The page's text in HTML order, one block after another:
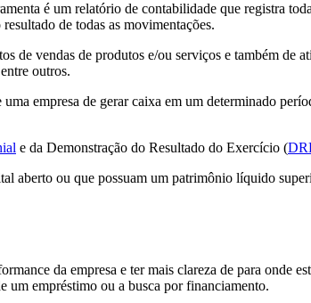
é um relatório de contabilidade que registra
de todas as movimentações.
de vendas de produtos e/ou serviços e também de
outros.
empresa de gerar caixa em um determinado
e da Demonstração do Resultado do Exercício (
aberto ou que possuam um patrimônio líquido
da empresa e ter mais clareza de para onde
um empréstimo ou a busca por financiamento.